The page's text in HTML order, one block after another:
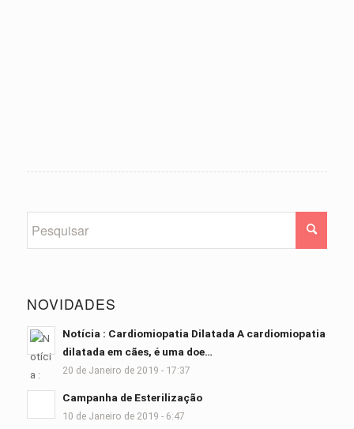
NOVIDADES
Notícia : Cardiomiopatia Dilatada A cardiomiopatia
dilatada em cães, é uma doe…
20 de Janeiro de 2019 - 17:37
Campanha de Esterilização
10 de Janeiro de 2019 - 6:47